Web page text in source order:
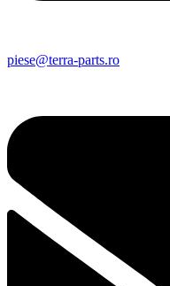
piese@terra-parts.ro